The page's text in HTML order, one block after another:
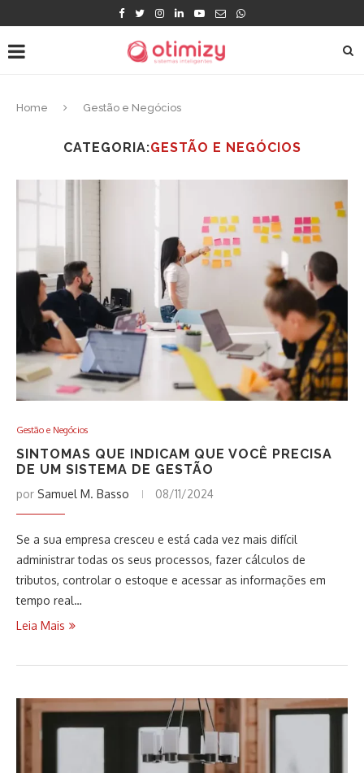
Home Gestão e Negócios
CATEGORIA:GESTÃO E NEGÓCIOS
Gestão e Negócios
SINTOMAS QUE INDICAM QUE VOCÊ PRECISA
DE UM SISTEMA DE GESTÃO
por Samuel M. Basso 08/11/2024
Se a sua empresa cresceu e está cada vez mais difícil
administrar todas os seus processos, fazer cálculos de
tributos, controlar o estoque e acessar as informações em
tempo real…
Leia Mais